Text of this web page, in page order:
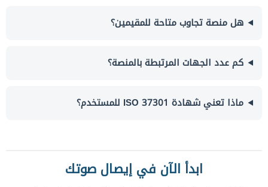
هل منصة تجاوب متاحة للمقيمين؟
كم عدد الجهات المرتبطة بالمنصة؟
ماذا تعني شهادة ISO 37301 للمستخدم؟
ابدأ الآن في إيصال صوتك